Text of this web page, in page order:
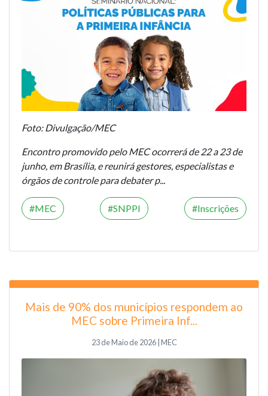
Foto: Divulgação/MEC
Encontro promovido pelo MEC ocorrerá de 22 a 23 de
junho, em Brasília, e reunirá gestores, especialistas e
órgãos de controle para debater p...
MEC SNPPI Inscrições
Mais de 90% dos municípios respondem ao
MEC sobre Primeira Inf...
23 de Maio de 2026 | MEC